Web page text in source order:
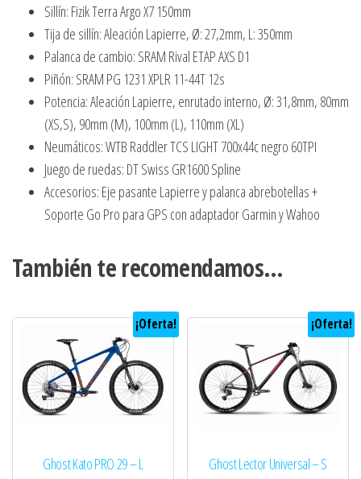
Sillín: Fizik Terra Argo X7 150mm
Tija de sillín: Aleación Lapierre, Ø: 27,2mm, L: 350mm
Palanca de cambio: SRAM Rival ETAP AXS D1
Piñón: SRAM PG 1231 XPLR 11-44T 12s
Potencia: Aleación Lapierre, enrutado interno, Ø: 31,8mm, 80mm
(XS,S), 90mm (M), 100mm (L), 110mm (XL)
Neumáticos: WTB Raddler TCS LIGHT 700x44c negro 60TPI
Juego de ruedas: DT Swiss GR1600 Spline
Accesorios: Eje pasante Lapierre y palanca abrebotellas +
Soporte Go Pro para GPS con adaptador Garmin y Wahoo
También te recomendamos…
¡Oferta!
Ghost Kato PRO 29 – L
¡Oferta!
Ghost Lector Universal – S